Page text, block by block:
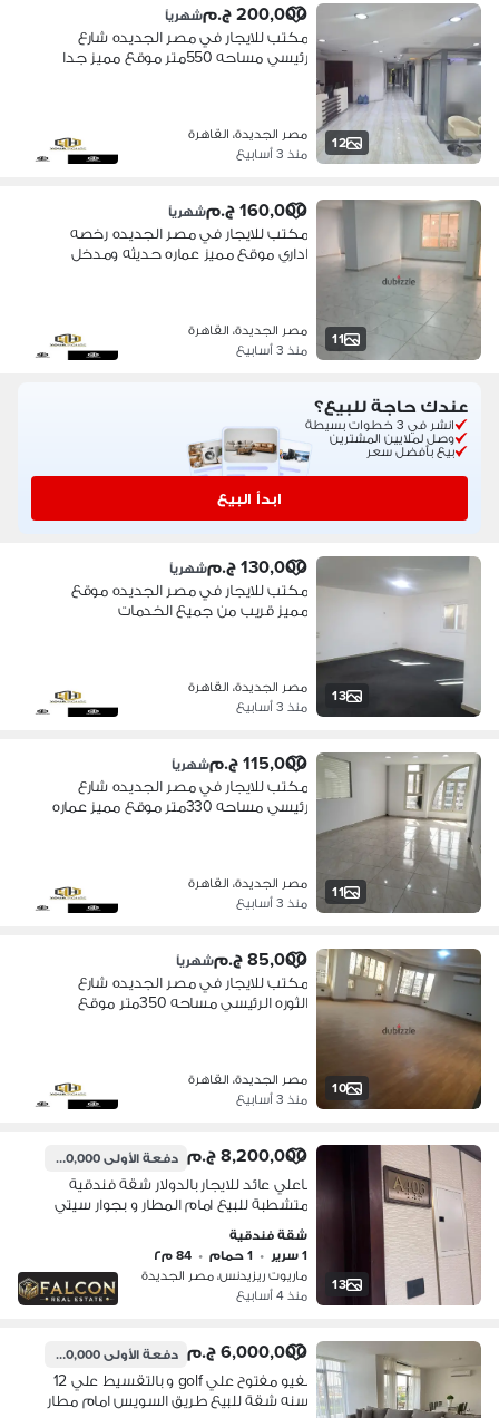
12
200,000 ج.م شهرياً
مكتب للايجار في مصر الجديده شارع
رئيسي مساحه 550متر موقع مميز جدا
والبنوك والمترو 5دقاق مدينه نصر
وشيرتون و15دقيقه التجمع الخامس
مصر الجديدة، القاهرة
منذ 3 أسابيع
11
160,000 ج.م شهرياً
مكتب للايجار في مصر الجديده رخصه
اداري موقع مميز عماره حديثه ومدخل
موقع مميز جدا 5دقاق مدينه نصر
وشيرتون و15دقيقه التجمع الخامس
مصر الجديدة، القاهرة
منذ 3 أسابيع
عندك حاجة للبيع؟
انشر في 3 خطوات بسيطة
وصل لملايين المشترين
بيع بأفضل سعر
ابدأ البيع
13
130,000 ج.م شهرياً
مكتب للايجار في مصر الجديده موقع
مميز قريب من جميع الخدمات
وشيرتون و15دقيقه التجمع الخامس
مصر الجديدة، القاهرة
منذ 3 أسابيع
11
115,000 ج.م شهرياً
مكتب للايجار في مصر الجديده شارع
رئيسي مساحه 330متر موقع مميز عماره
مصر الجديدة، القاهرة
منذ 3 أسابيع
10
85,000 ج.م شهرياً
مكتب للايجار في مصر الجديده شارع
الثوره الرئيسي مساحه 350متر موقع
الخامس
مصر الجديدة، القاهرة
منذ 3 أسابيع
13
8,200,000 ج.م دفعة الأولى1,170,000 ج.م
باعلي عائد للايجار بالدولار شقة فندقية
متشطبة للبيع امام المطار و بجوار سيتي
سنتر الماظة شيراتون و بالقرب من مدينة
نصر و دقائق من التجمع الخامس
شقة فندقية
1 سرير
• 1 حمام • 84 م٢
ماريوت ريزيدنس، مصر الجديدة
منذ 4 أسابيع
6,000,000 ج.م دفعة الأولى600,000 ج.م
بفيو مفتوح علي golf و بالتقسيط علي 12
سنه شقة للبيع طريق السويس امام مطار